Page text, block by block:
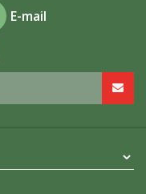
E-mail